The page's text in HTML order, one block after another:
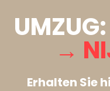
UMZUG:
→
Erhalten Sie